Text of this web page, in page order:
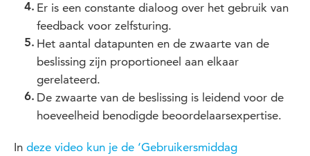
Er is een constante dialoog over het gebruik van
feedback voor zelfsturing.
Het aantal datapunten en de zwaarte van de
beslissing zijn proportioneel aan elkaar
gerelateerd.
De zwaarte van de beslissing is leidend voor de
hoeveelheid benodigde beoordelaarsexpertise.
In deze video kun je de ‘Gebruikersmiddag